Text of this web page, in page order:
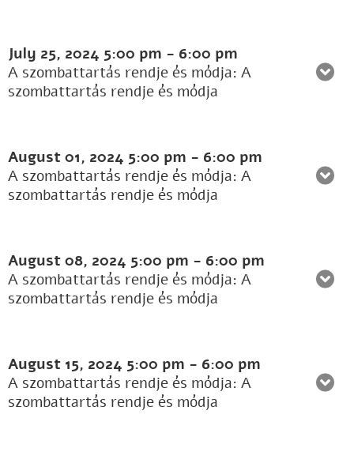
July 25, 2024 5:00 pm - 6:00 pm
A szombattartás rendje és módja: A
szombattartás rendje és módja
August 01, 2024 5:00 pm - 6:00 pm
A szombattartás rendje és módja: A
szombattartás rendje és módja
August 08, 2024 5:00 pm - 6:00 pm
A szombattartás rendje és módja: A
szombattartás rendje és módja
August 15, 2024 5:00 pm - 6:00 pm
A szombattartás rendje és módja: A
szombattartás rendje és módja